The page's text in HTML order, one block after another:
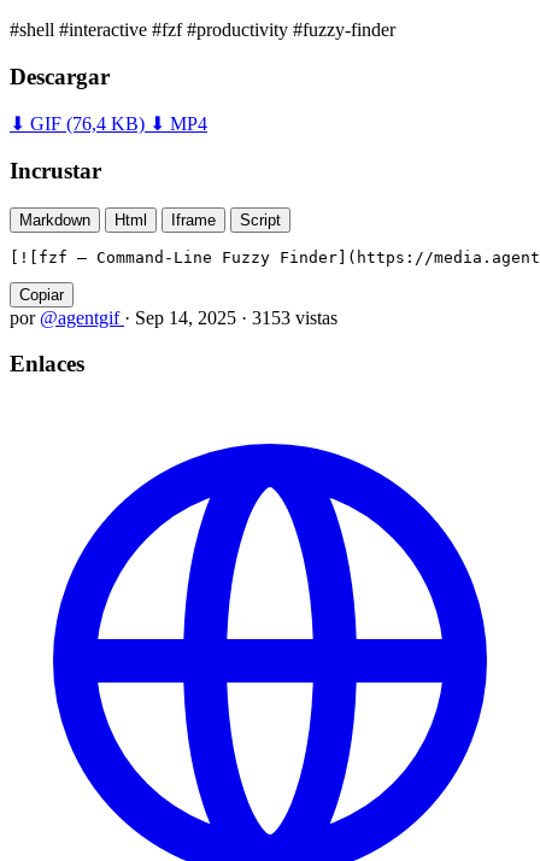
#shell #interactive #fzf#productivity #fuzzy-finder
Descargar
⬇ GIF (76,4 KB) ⬇ MP4
Incrustar
Markdown Html Iframe Script
[![fzf — Command-Line Fuzzy Finder](https://
Copiar
por @agentgif · Sep 14, 2025 · 3153 vistas
Enlaces